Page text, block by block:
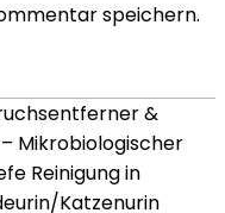
speichern.